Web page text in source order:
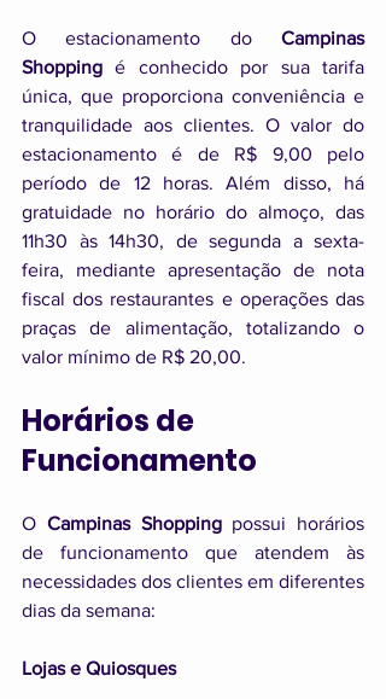
O estacionamento do Campinas
Shopping é conhecido por sua tarifa
única, que proporciona conveniência e
tranquilidade aos clientes. O valor do
estacionamento é de R$ 9,00 pelo
período de 12 horas. Além disso, há
gratuidade no horário do almoço, das
11h30 às 14h30, de segunda a sexta-
feira, mediante apresentação de nota
fiscal dos restaurantes e operações das
praças de alimentação, totalizando o
valor mínimo de R$ 20,00.
Horários de
Funcionamento
O Campinas Shopping possui horários
de funcionamento que atendem às
necessidades dos clientes em diferentes
dias da semana:
Lojas e Quiosques